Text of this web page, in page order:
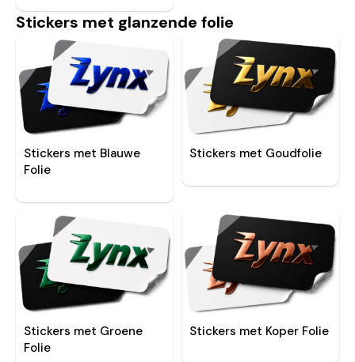
Stickers met glanzende folie
Stickers met Blauwe
Folie
Stickers met Goudfolie
Stickers met Groene
Folie
Stickers met Koper Folie